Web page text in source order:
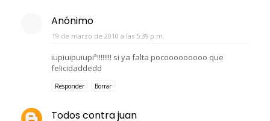
Anónimo
19 de marzo de 2010 a las 5:39 p.m.
iupiuipuiupiª!!!!!!!! si ya falta pocooooooooo que
felicidaddedd
Responder Borrar
Todos contra juan